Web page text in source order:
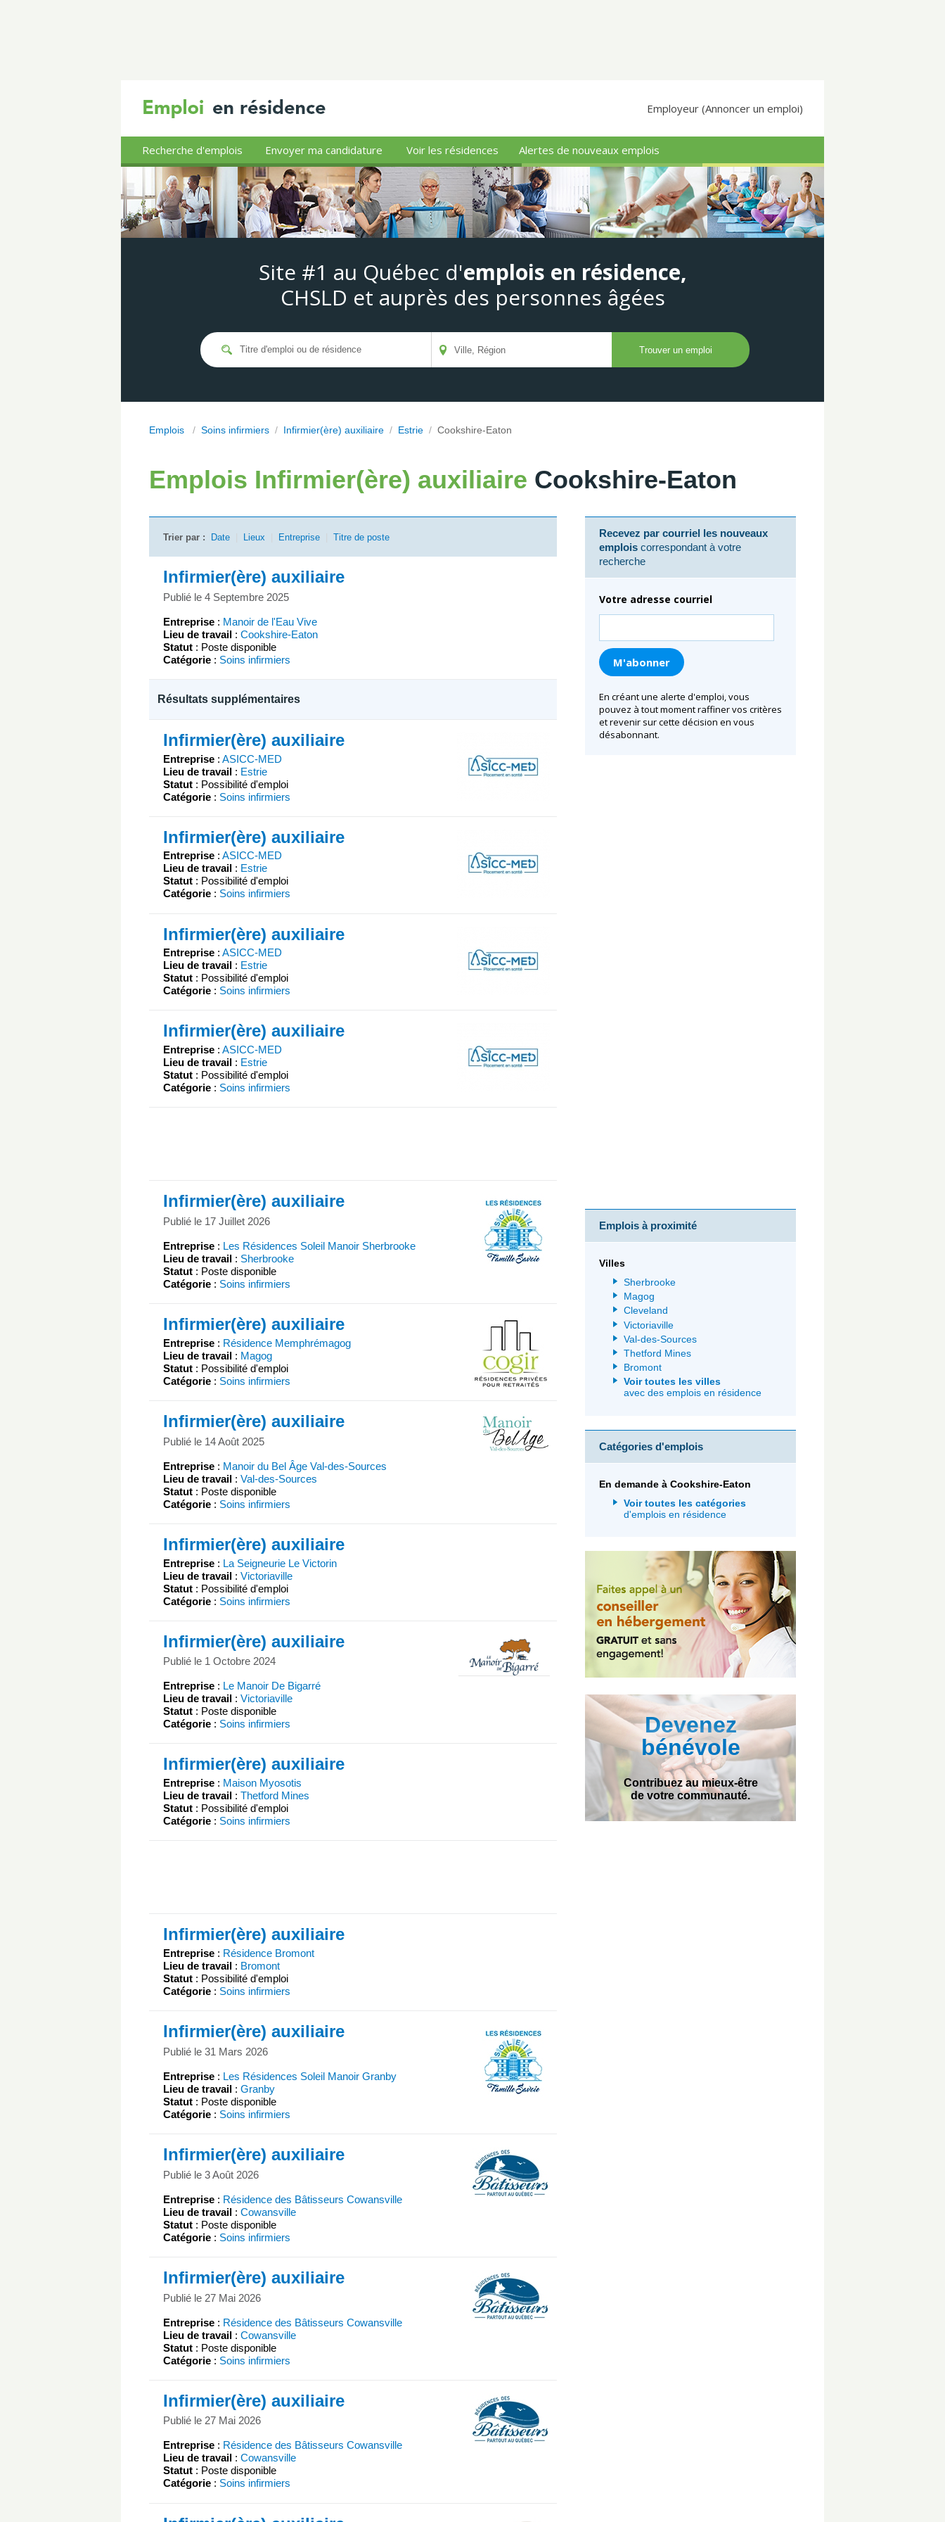
Employeur (Annoncer un emploi)
Recherche d'emplois Envoyer ma candidature Voir les résidences Alertes de nouveaux emplois
Site #1 au Québec d'emplois en résidence,
CHSLD et auprès des personnes âgées
Emplois / Soins infirmiers / Infirmier(ère) auxiliaire / Estrie / Cookshire-Eaton
Emplois Infirmier(ère) auxiliaire Cookshire-Eaton
Trier par : Date Lieux Entreprise Titre de poste
Infirmier(ère) auxiliaire
Publié le 4 Septembre 2025
Entreprise : Manoir de l'Eau Vive
Lieu de travail : Cookshire-Eaton
Statut : Poste disponible
Catégorie : Soins infirmiers
Résultats supplémentaires
Infirmier(ère) auxiliaire
Entreprise : ASICC-MED
Lieu de travail : Estrie
Statut : Possibilité d'emploi
Catégorie : Soins infirmiers
Infirmier(ère) auxiliaire
Entreprise : ASICC-MED
Lieu de travail : Estrie
Statut : Possibilité d'emploi
Catégorie : Soins infirmiers
Infirmier(ère) auxiliaire
Entreprise : ASICC-MED
Lieu de travail : Estrie
Statut : Possibilité d'emploi
Catégorie : Soins infirmiers
Infirmier(ère) auxiliaire
Entreprise : ASICC-MED
Lieu de travail : Estrie
Statut : Possibilité d'emploi
Catégorie : Soins infirmiers
Infirmier(ère) auxiliaire
Publié le 17 Juillet 2026
Entreprise : Les Résidences Soleil Manoir Sherbrooke
Lieu de travail : Sherbrooke
Statut : Poste disponible
Catégorie : Soins infirmiers
Infirmier(ère) auxiliaire
Entreprise : Résidence Memphrémagog
Lieu de travail : Magog
Statut : Possibilité d'emploi
Catégorie : Soins infirmiers
Infirmier(ère) auxiliaire
Publié le 14 Août 2025
Entreprise : Manoir du Bel Âge Val-des-Sources
Lieu de travail : Val-des-Sources
Statut : Poste disponible
Catégorie : Soins infirmiers
Infirmier(ère) auxiliaire
Entreprise : La Seigneurie Le Victorin
Lieu de travail : Victoriaville
Statut : Possibilité d'emploi
Catégorie : Soins infirmiers
Infirmier(ère) auxiliaire
Publié le 1 Octobre 2024
Entreprise : Le Manoir De Bigarré
Lieu de travail : Victoriaville
Statut : Poste disponible
Catégorie : Soins infirmiers
Infirmier(ère) auxiliaire
Entreprise : Maison Myosotis
Lieu de travail : Thetford Mines
Statut : Possibilité d'emploi
Catégorie : Soins infirmiers
Infirmier(ère) auxiliaire
Entreprise : Résidence Bromont
Lieu de travail : Bromont
Statut : Possibilité d'emploi
Catégorie : Soins infirmiers
Infirmier(ère) auxiliaire
Publié le 31 Mars 2026
Entreprise : Les Résidences Soleil Manoir Granby
Lieu de travail : Granby
Statut : Poste disponible
Catégorie : Soins infirmiers
Infirmier(ère) auxiliaire
Publié le 3 Août 2026
Entreprise : Résidence des Bâtisseurs Cowansville
Lieu de travail : Cowansville
Statut : Poste disponible
Catégorie : Soins infirmiers
Infirmier(ère) auxiliaire
Publié le 27 Mai 2026
Entreprise : Résidence des Bâtisseurs Cowansville
Lieu de travail : Cowansville
Statut : Poste disponible
Catégorie : Soins infirmiers
Infirmier(ère) auxiliaire
Publié le 27 Mai 2026
Entreprise : Résidence des Bâtisseurs Cowansville
Lieu de travail : Cowansville
Statut : Poste disponible
Catégorie : Soins infirmiers
Recevez par courriel les nouveaux
emplois correspondant à votre
recherche
Votre adresse courriel
En créant une alerte d'emploi, vous
pouvez à tout moment raffiner vos critères
et revenir sur cette décision en vous
désabonnant.
Emplois à proximité
Villes
Sherbrooke
Magog
Cleveland
Victoriaville
Val-des-Sources
Thetford Mines
Bromont
Voir toutes les villes
avec des emplois en résidence
Catégories d'emplois
En demande à Cookshire-Eaton
Voir toutes les catégories
d'emplois en résidence
Devenez
bénévole
Contribuez au mieux-être
de votre communauté.